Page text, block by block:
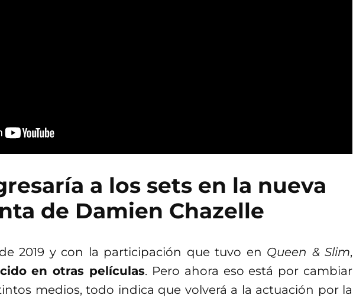
a los sets en la nueva
de Damien Chazelle
2019 y con la participación que tuvo en Queen & Slim,
en otras películas. Pero ahora eso está por cambiar
medios, todo indica que volverá a la actuación por la